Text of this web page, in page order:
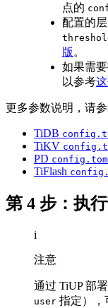
点的
配置的
版 。
如果需
以参考
更多参数说明，请参
TiDB
TiKV
PD
TiFlash
第 4 步：执
i
注意
通过 TiUP 部
user 指定），